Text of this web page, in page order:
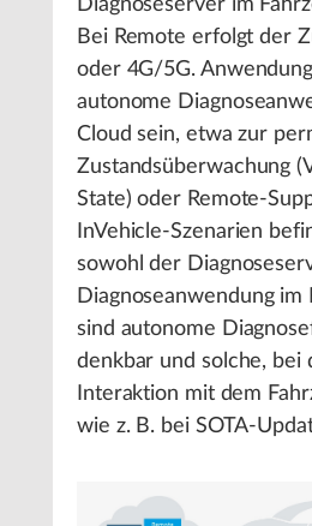
Diagnoseserver im
Bei Remote erfolgt der
oder 4G/5G.
autonome
Cloud sein, etwa zur
Zustandsüberwachung
State) oder Remote-
InVehicle-Szenarien
sowohl der
Diagnoseanwendung im
sind autonome
denkbar und solche, bei
Interaktion mit dem
wie z. B. bei SOTA-